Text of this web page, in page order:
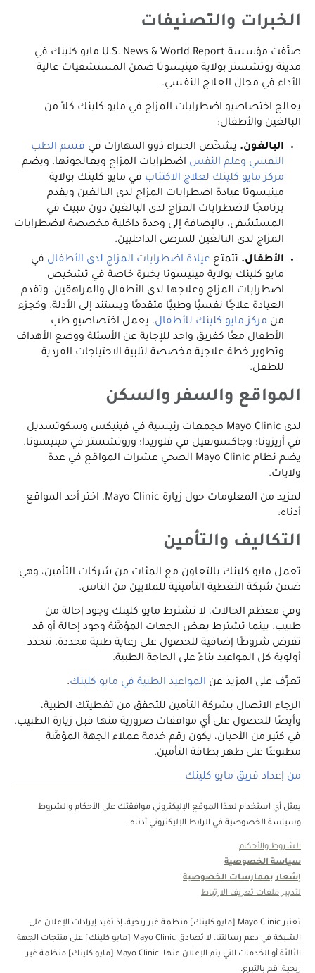
الخبرات والتصنيفات
صنَّفت مؤسسة U.S. News & World Report مايو كلينك في
مدينة روتشستر بولاية مينيسوتا ضمن المستشفيات عالية
الأداء في مجال العلاج النفسي.
يعالج اختصاصيو اضطرابات المزاج في مايو كلينك كلاً من
البالغين والأطفال:
البالغون. يشخِّص الخبراء ذوو المهارات في قسم الطب
النفسي وعلم النفس اضطرابات المزاج ويعالجونها. ويضم
مركز مايو كلينك لعلاج الاكتئاب في مايو كلينك بولاية
مينيسوتا عيادة اضطرابات المزاج لدى البالغين ويقدم
برنامجًا لاضطرابات المزاج لدى البالغين دون مبيت في
المستشفى، بالإضافة إلى وحدة داخلية مخصصة لاضطرابات
المزاج لدى البالغين للمرضى الداخليين.
الأطفال. تتمتع عيادة اضطرابات المزاج لدى الأطفال في
مايو كلينك بولاية مينيسوتا بخبرة خاصة في تشخيص
اضطرابات المزاج وعلاجها لدى الأطفال والمراهقين. وتقدم
العيادة علاجًا نفسيًا وطبيًا متقدمًا ويستند إلى الأدلة. وكجزء
من مركز مايو كلينك للأطفال، يعمل اختصاصيو طب
الأطفال معًا كفريق واحد للإجابة عن الأسئلة ووضع الأهداف
وتطوير خطة علاجية مخصصة لتلبية الاحتياجات الفردية
للطفل.
المواقع والسفر والسكن
لدى Mayo Clinic مجمعات رئيسية في فينيكس وسكوتسديل
في أريزونا؛ وجاكسونفيل في فلوريدا؛ وروتشستر في مينيسوتا.
يضم نظام Mayo Clinic الصحي عشرات المواقع في عدة
ولايات.
لمزيد من المعلومات حول زيارة Mayo Clinic، اختر أحد المواقع
أدناه:
التكاليف والتأمين
تعمل مايو كلينك بالتعاون مع المئات من شركات التأمين، وهي
ضمن شبكة التغطية التأمينية للملايين من الناس.
وفي معظم الحالات، لا تشترط مايو كلينك وجود إحالة من
طبيب. بينما تشترط بعض الجهات المؤمِّنة وجود إحالة أو قد
تفرض شروطًا إضافية للحصول على رعاية طبية محددة. تتحدد
أولوية كل المواعيد بناءً على الحاجة الطبية.
تعرَّف على المزيد عن المواعيد الطبية في مايو كلينك.
الرجاء الاتصال بشركة التأمين للتحقق من تغطيتك الطبية،
وأيضًا للحصول على أي موافقات ضرورية منها قبل زيارة الطبيب.
في كثير من الأحيان، يكون رقم خدمة عملاء الجهة المؤمِّنة
مطبوعًا على ظهر بطاقة التأمين.
من إعداد فريق مايو كلينك
يمثل أي استخدام لهذا الموقع الإليكتروني موافقتك على الأحكام والشروط
وسياسة الخصوصية في الرابط الإليكتروني أدناه.
الشروط والأحكام
سياسة الخصوصية
إشعار بممارسات الخصوصية
لتدبير ملفات تعريف الارتباط
تعتبر Mayo Clinic [مايو كلينك] منظمة غبر ربحية، إذ تفيد إيرادات الإعلان على
الشبكة في دعم رسالتنا. لا تُصادق Mayo Clinic [مايو كلينك] على منتجات الجهة
الثالثة أو الخدمات التي يتم الإعلان عنها. Mayo Clinic [مايو كلينك] منظمة غير
ربحية. قم بالتبرع.